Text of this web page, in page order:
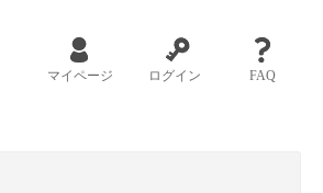
マイページ ログイン FAQ